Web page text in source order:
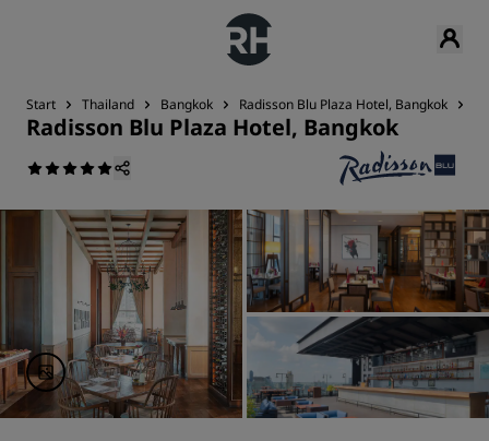
Start Thailand Bangkok Radisson Blu Plaza Hotel, Bangkok
Radisson Blu Plaza Hotel, Bangkok